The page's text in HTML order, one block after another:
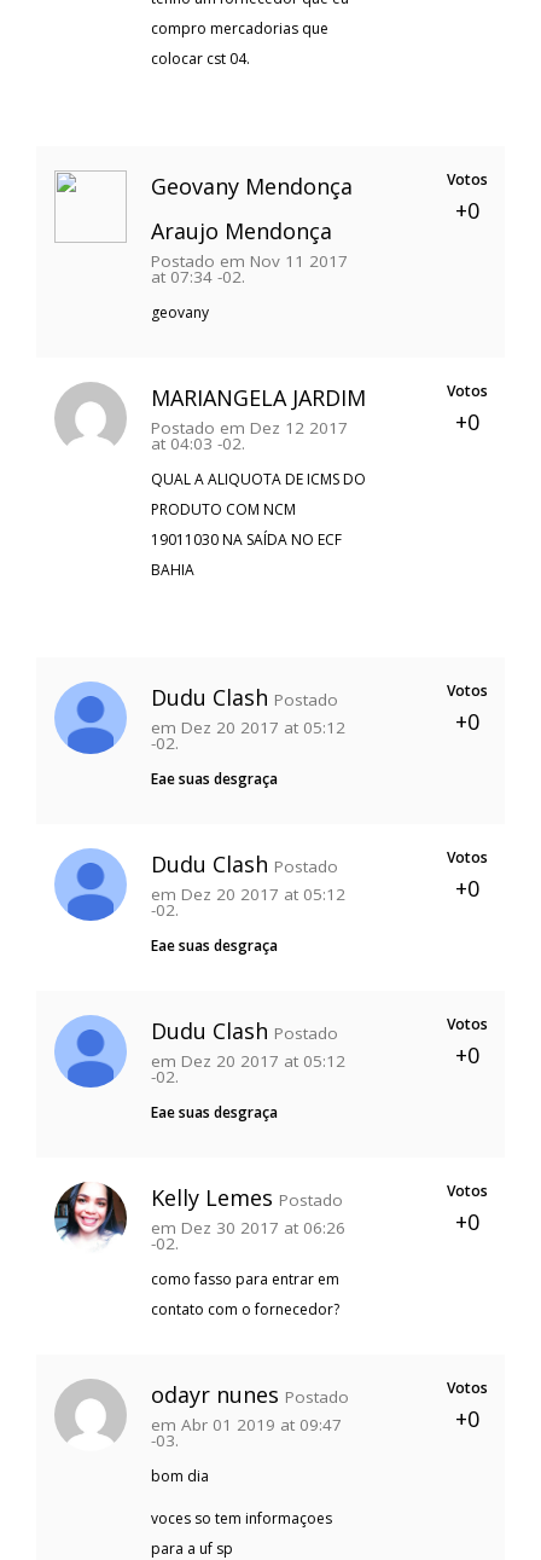
compro mercadorias que
colocar cst 04.
Geovany Mendonça
Araujo Mendonça
Postado em Nov 11 2017
at 07:34 -02.
geovany
Votos
+0
MARIANGELA JARDIM
Postado em Dez 12 2017
at 04:03 -02.
QUAL A ALIQUOTA DE ICMS DO
PRODUTO COM NCM
19011030 NA SAÍDA NO ECF
BAHIA
Votos
+0
Dudu Clash Postado
em Dez 20 2017 at 05:12
-02.
Eae suas desgraça
Votos
+0
Dudu Clash Postado
em Dez 20 2017 at 05:12
-02.
Eae suas desgraça
Votos
+0
Dudu Clash Postado
em Dez 20 2017 at 05:12
-02.
Eae suas desgraça
Votos
+0
Kelly Lemes Postado
em Dez 30 2017 at 06:26
-02.
como fasso para entrar em
contato com o fornecedor?
Votos
+0
odayr nunes Postado
em Abr 01 2019 at 09:47
-03.
bom dia
voces so tem informaçoes
para a uf sp
Votos
+0